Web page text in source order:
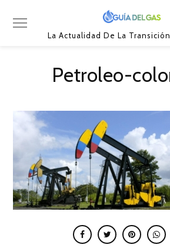
La Actualidad De La
Petroleo-